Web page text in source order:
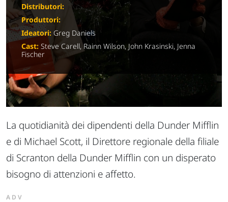
Distributori:
Produttori:
Ideatori: Greg Daniels
Cast: Steve Carell, Rainn Wilson, John Krasinski, Jenna
Fischer
La quotidianità dei dipendenti della Dunder Mifflin
e di Michael Scott, il Direttore regionale della filiale
di Scranton della Dunder Mifflin con un disperato
bisogno di attenzioni e affetto.
ADV